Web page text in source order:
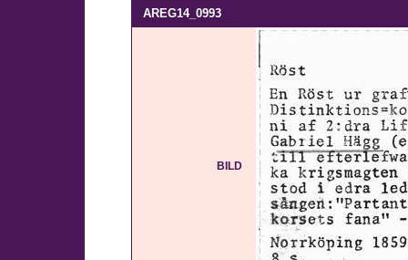
AREG14_0993
BILD